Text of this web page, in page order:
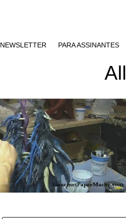
NEWSLETTER PARA ASSINANTES